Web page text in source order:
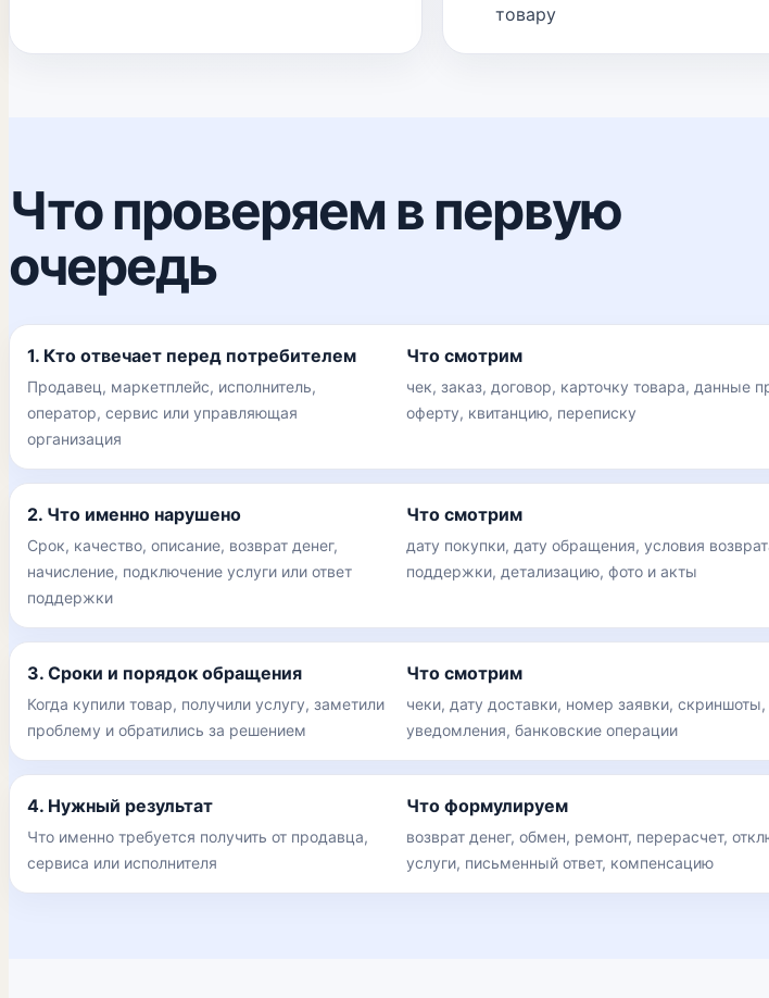
товару
Что проверяем в первую
очередь
1. Кто отвечает перед потребителем
Продавец, маркетплейс, исполнитель,
оператор, сервис или управляющая
организация
Что смотрим
чек, заказ, договор, карточку товара, данные
оферту, квитанцию, переписку
2. Что именно нарушено
Срок, качество, описание, возврат денег,
начисление, подключение услуги или ответ
поддержки
Что смотрим
дату покупки, дату обращения, условия
поддержки, детализацию, фото и акты
3. Сроки и порядок обращения
Когда купили товар, получили услугу, заметили
проблему и обратились за решением
Что смотрим
чеки, дату доставки, номер заявки, скриншоты,
уведомления, банковские операции
4. Нужный результат
Что именно требуется получить от продавца,
сервиса или исполнителя
Что формулируем
возврат денег, обмен, ремонт, перерасчет,
услуги, письменный ответ, компенсацию